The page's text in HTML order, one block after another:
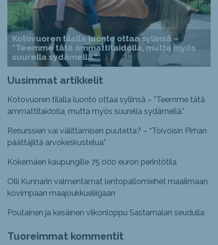
Kotovuoren tilalla luonto ottaa syliinsä –
”Teemme tätä ammattitaidolla, mutta myös
suurella sydämellä.”
Uusimmat artikkelit
Kotovuoren tilalla luonto ottaa syliinsä – ”Teemme tätä
ammattitaidolla, mutta myös suurella sydämellä.”
Resurssien vai välittämisen puutetta? – “Toivoisin Pirhan
päättäjiltä arvokeskustelua”
Kokemäen kaupungille 75 000 euron perintötila
Olli Kunnarin valmentamat lentopallomiehet maailmaan
kovimpaan maajoukkueliigaan
Poutainen ja kesäinen viikonloppu Sastamalan seudulla
Tuoreimmat kommentit